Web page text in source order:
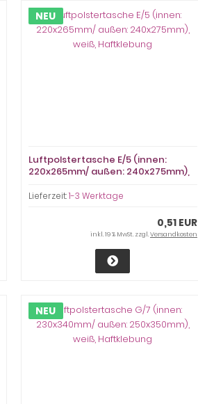
NEU
Luftpolstertasche E/5 (innen:
220x265mm/ außen: 240x275mm),
Lieferzeit:1-3 Werktage
0,51 EUR
inkl. 19 % MwSt. zzgl.Versandkosten
NEU